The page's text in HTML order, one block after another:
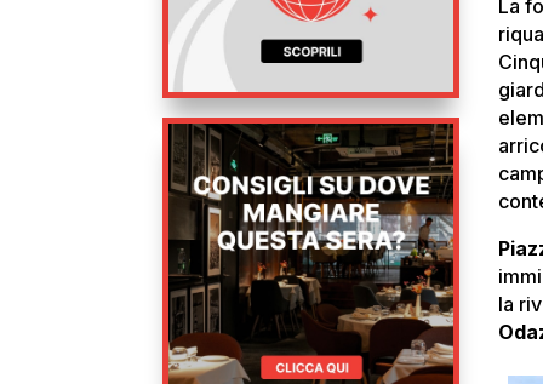
La
la